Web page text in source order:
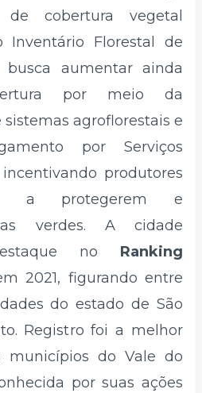
de cobertura vegetal
Inventário Florestal de
aumentar ainda
por meio da
agroflorestais e
por Serviços
produtores
a protegerem e
verdes. A cidade
no Ranking
2021, figurando entre
do estado de São
Registro foi a melhor
municípios do Vale do
por suas ações